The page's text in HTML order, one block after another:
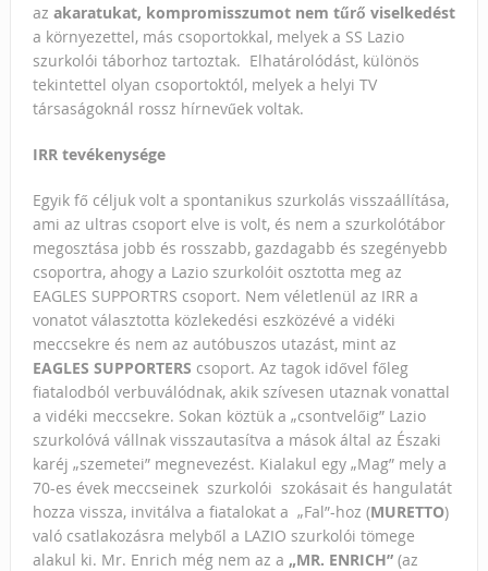
az akaratukat, kompromisszumot nem tűrő viselkedést
a környezettel, más csoportokkal, melyek a SS Lazio
szurkolói táborhoz tartoztak. Elhatárolódást, különös
tekintettel olyan csoportoktól, melyek a helyi TV
társaságoknál rossz hírnevűek voltak.
IRR tevékenysége
Egyik fő céljuk volt a spontanikus szurkolás visszaállítása,
ami az ultras csoport elve is volt, és nem a szurkolótábor
megosztása jobb és rosszabb, gazdagabb és szegényebb
csoportra, ahogy a Lazio szurkolóit osztotta meg az
EAGLES SUPPORTRS csoport. Nem véletlenül az IRR a
vonatot választotta közlekedési eszközévé a vidéki
meccsekre és nem az autóbuszos utazást, mint az
EAGLES SUPPORTERS csoport. Az tagok idővel főleg
fiatalodból verbuválódnak, akik szívesen utaznak vonattal
a vidéki meccsekre. Sokan köztük a „csontvelőig” Lazio
szurkolóvá vállnak visszautasítva a mások által az Északi
karéj „szemetei” megnevezést. Kialakul egy „Mag” mely a
70-es évek meccseinek szurkolói szokásait és hangulatát
hozza vissza, invitálva a fiatalokat a „Fal”-hoz (MURETTO)
való csatlakozásra melyből a LAZIO szurkolói tömege
alakul ki. Mr. Enrich még nem az a „MR. ENRICH”(az